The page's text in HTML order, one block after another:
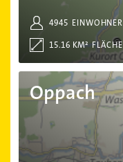
EINWOHNER
4945
FLÄCHE
15.16 KM²
Oppach
Oppach